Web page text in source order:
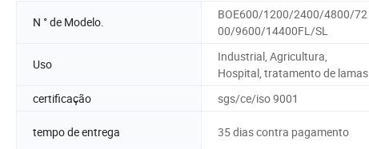
N ° de Modelo.
BOE600/1200/2400/4800/72
00/9600/14400FL/SL
Uso
Industrial, Agricultura,
Hospital, tratamento de lamas
certificação sgs/ce/iso 9001
tempo de entrega 35 dias contra pagamento